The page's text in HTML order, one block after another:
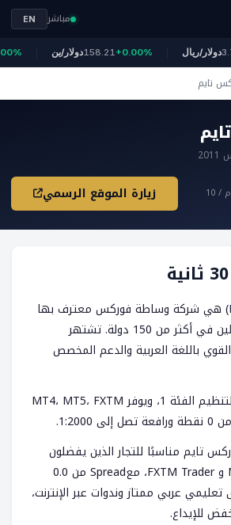
مباشر EN
دولار/ين158.21+0.00% دولار/ريال
تايم
/ 10 زيارة الموقع الرسمي
فوركس تايم (FXTM) هي شركة وساطة فوركس معترف بها
عالمياً تخدم المتداولين في أكثر من 150 دولة. تشتهر
باللغة العربية والدعم المخصص
فوركس تايم خاضع لتنظيم الفئة 1، ويوفر MT4، MT5، FXTM
تايم مناسبًا للتجار الذين يفضلون
منصات MT4 و MT5 و FXTM Trader، معSpread من 0.0
عربي ممتاز وندوات عبر الإنترنت،
للإيداع.